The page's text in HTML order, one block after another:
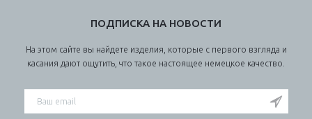
ПОДПИСКА НА НОВОСТИ
На этом сайте вы найдете изделия, которые с первого взгляда и
касания дают ощутить, что такое настоящее немецкое качество.